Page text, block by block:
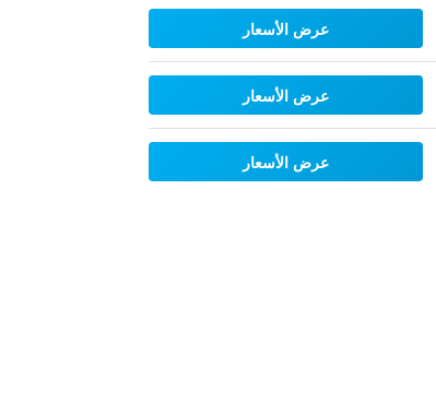
عرض الأسعار
عرض الأسعار
عرض الأسعار